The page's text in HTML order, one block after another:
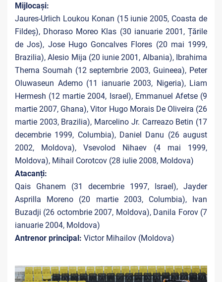
Mijlocași:
Jaures-Urlich Loukou Konan (15 iunie 2005, Coasta de
Fildeș), Dhoraso Moreo Klas (30 ianuarie 2001, Țările
de Jos), Jose Hugo Goncalves Flores (20 mai 1999,
Brazilia), Alesio Mija (20 iunie 2001, Albania), Ibrahima
Therna Soumah (12 septembrie 2003, Guineea), Peter
Oluwaseun Ademo (11 ianuarie 2003, Nigeria), Liam
Hermesh (12 martie 2004, Israel), Emmanuel Afetse (9
martie 2007, Ghana), Vitor Hugo Morais De Oliveira (26
martie 2003, Brazilia), Marcelino Jr. Carreazo Betin (17
decembrie 1999, Columbia), Daniel Danu (26 august
2002, Moldova), Vsevolod Nihaev (4 mai 1999,
Moldova), Mihail Corotcov (28 iulie 2008, Moldova)
Atacanți:
Qais Ghanem (31 decembrie 1997, Israel), Jayder
Asprilla Moreno (20 martie 2003, Columbia), Ivan
Buzadji (26 octombrie 2007, Moldova), Danila Forov (7
ianuarie 2004, Moldova)
Antrenor principal: Victor Mihailov (Moldova)